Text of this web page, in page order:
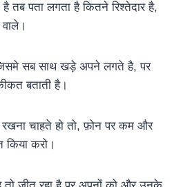
तब पता लगता है कितने रिश्तेदार है,
सब साथ खड़े अपने लगते है, पर
बताती है।
रखना चाहते हो तो, फ़ोन पर कम और
करो।